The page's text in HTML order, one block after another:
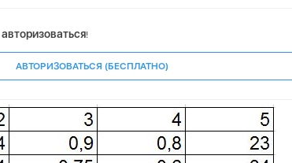
авторизоваться!
АВТОРИЗОВАТЬСЯ (БЕСПЛАТНО)